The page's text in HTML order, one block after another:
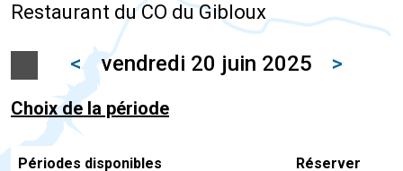
Restaurant du CO du Gibloux
< vendredi 20 juin 2025 >
Choix de la période
Périodes disponibles Réserver